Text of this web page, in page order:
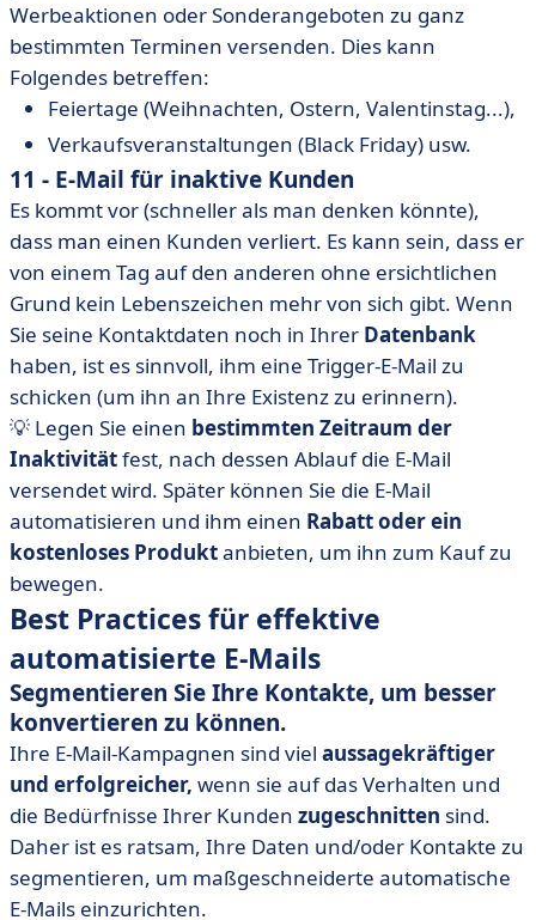
Werbeaktionen oder Sonderangeboten zu ganz
bestimmten Terminen versenden. Dies kann
Folgendes betreffen:
Feiertage (Weihnachten, Ostern, Valentinstag...),
Verkaufsveranstaltungen (Black Friday) usw.
11 - E-Mail für inaktive Kunden
Es kommt vor (schneller als man denken könnte),
dass man einen Kunden verliert. Es kann sein, dass er
von einem Tag auf den anderen ohne ersichtlichen
Grund kein Lebenszeichen mehr von sich gibt. Wenn
Sie seine Kontaktdaten noch in Ihrer Datenbank
haben, ist es sinnvoll, ihm eine Trigger-E-Mail zu
schicken (um ihn an Ihre Existenz zu erinnern).
💡 Legen Sie einen bestimmten Zeitraum der
Inaktivitätfest, nach dessen Ablauf die E-Mail
versendet wird. Später können Sie die E-Mail
automatisieren und ihm einen Rabatt oder ein
kostenloses Produktanbieten, um ihn zum Kauf zu
bewegen.
Best Practices für effektive
automatisierte E-Mails
Segmentieren Sie Ihre Kontakte, um besser
konvertieren zu können.
Ihre E-Mail-Kampagnen sind viel aussagekräftiger
und erfolgreicher, wenn sie auf das Verhalten und
die Bedürfnisse Ihrer Kunden zugeschnitten sind.
Daher ist es ratsam, Ihre Daten und/oder Kontakte zu
segmentieren, um maßgeschneiderte automatische
E-Mails einzurichten.